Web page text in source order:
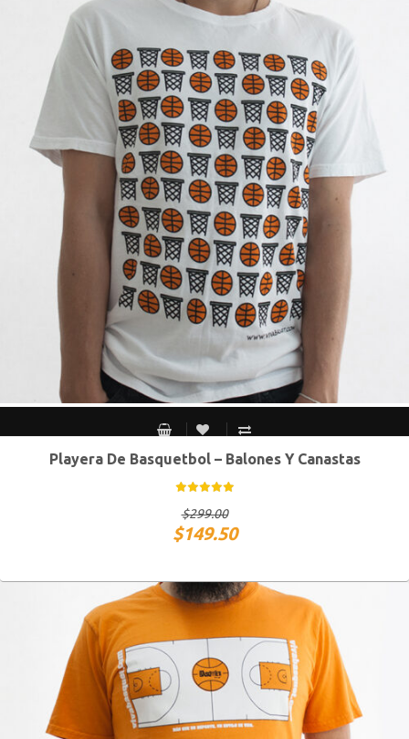
S MEX / XS USA M MEX / S USA G MEX / M USA XG MEX / G USA
Playera De Basquetbol – Balones Y Canastas
$299.00
$149.50